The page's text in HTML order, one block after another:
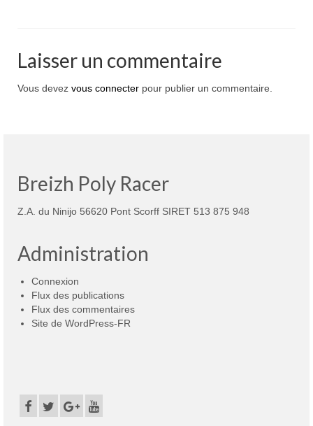
Laisser un commentaire
Vous devez vous connecter pour publier un commentaire.
Breizh Poly Racer
Z.A. du Ninijo 56620 Pont Scorff SIRET 513 875 948
Administration
Connexion
Flux des publications
Flux des commentaires
Site de WordPress-FR